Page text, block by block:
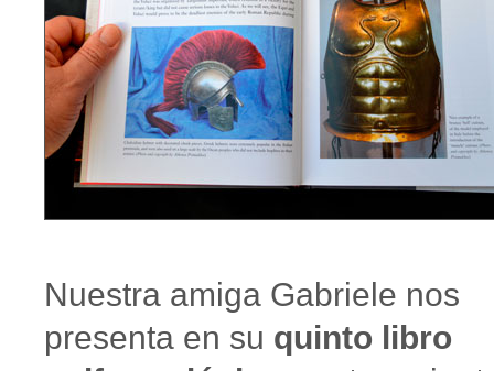
Nuestra amiga Gabriele nos
presenta en su quinto libro